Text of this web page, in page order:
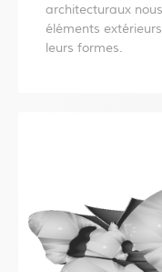
architecturaux
éléments
leurs formes.